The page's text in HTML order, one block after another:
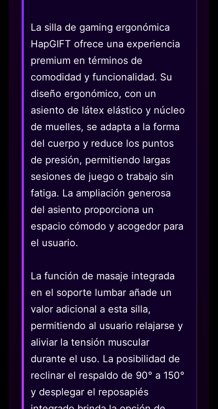
La silla de gaming ergonómica
HapGIFT ofrece una experiencia
premium en términos de
comodidad y funcionalidad. Su
diseño ergonómico, con un
asiento de látex elástico y núcleo
de muelles, se adapta a la forma
del cuerpo y reduce los puntos
de presión, permitiendo largas
sesiones de juego o trabajo sin
fatiga. La ampliación generosa
del asiento proporciona un
espacio cómodo y acogedor para
el usuario.
La función de masaje integrada
en el soporte lumbar añade un
valor adicional a esta silla,
permitiendo al usuario relajarse y
aliviar la tensión muscular
durante el uso. La posibilidad de
reclinar el respaldo de 90° a 150°
y desplegar el reposapiés